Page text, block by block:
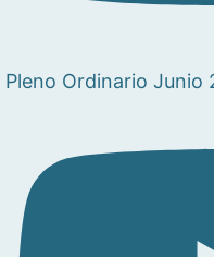
Pleno Ordinario Junio